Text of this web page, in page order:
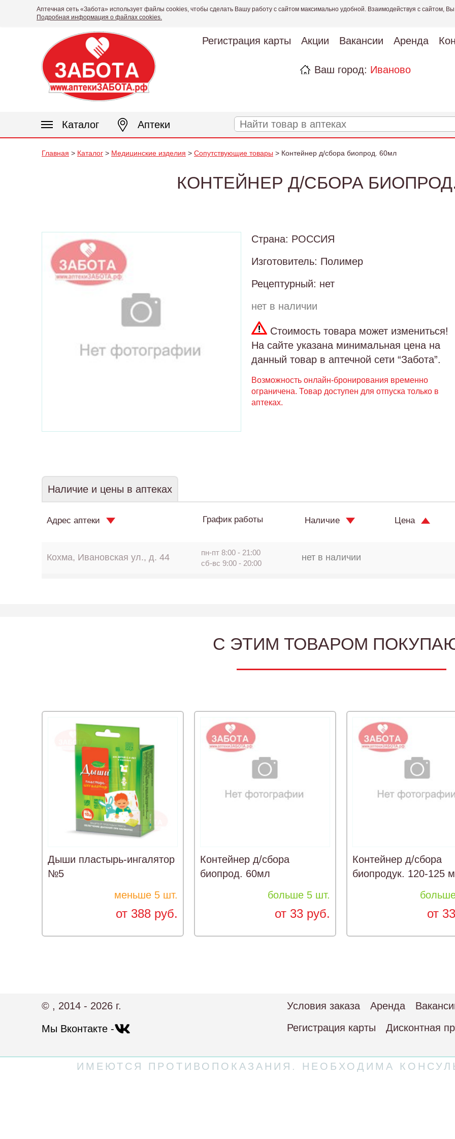
Аптечная сеть «Забота» использует файлы cookies, чтобы сделать Вашу работу с сайтом максимально удобной. Взаимодействуя с сайтом,
Подробная информация о файлах cookies.
Регистрация карты Акции Вакансии Аренда
Ваш город: Иваново
Каталог Аптеки
Главная > Каталог > Медицинские изделия > Сопутствующие товары > Контейнер д/сбора биопрод. 60мл
КОНТЕЙНЕР Д/СБОРА
Страна: РОССИЯ
Изготовитель: Полимер
Рецептурный: нет
нет в наличии
Стоимость товара может измениться!
На сайте указана минимальная цена на
данный товар в аптечной сети “Забота”.
Возможность онлайн-бронирования временно
ограничена. Товар доступен для отпуска только в
аптеках.
Наличие и цены в аптеках
Адрес аптеки График работы Наличие Цена
Кохма, Ивановская ул., д. 44
пн-пт 8:00 - 21:00
сб-вс 9:00 - 20:00
нет в наличии
C ЭТИМ ТОВАРОМ
Дыши пластырь-ингалятор
№5
меньше 5 шт.
от 388 руб.
Контейнер д/сбора
биопрод. 60мл
больше 5 шт.
от 33 руб.
Контейнер д/сбора
биопродук. 120-125
от
© , 2014 - 2026 г.
Мы Вконтакте -
Условия заказа Аренда
Регистрация карты
Дисконтная
ИМЕЮТСЯ ПРОТИВОПОКАЗАНИЯ. НЕОБХОДИМА